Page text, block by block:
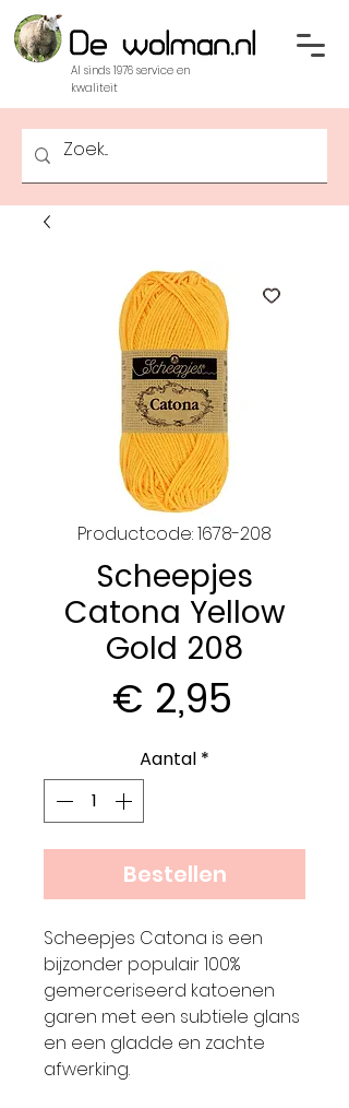
Al sinds 1976 service en
kwaliteit
Productcode: 1678-208
Scheepjes
Catona Yellow
Gold 208
€ 2,95
Aantal *
Bestellen
Scheepjes Catona is een
bijzonder populair 100%
gemerceriseerd katoenen
garen met een subtiele glans
en een gladde en zachte
afwerking.